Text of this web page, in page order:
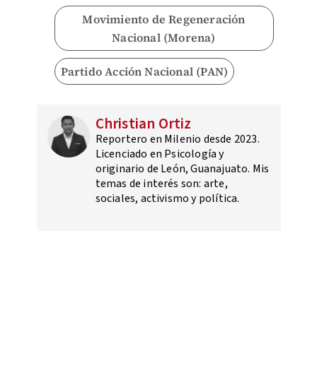
Movimiento de Regeneración
Nacional (Morena)
Partido Acción Nacional (PAN)
Christian Ortiz
Reportero en Milenio desde 2023.
Licenciado en Psicología y
originario de León, Guanajuato. Mis
temas de interés son: arte,
sociales, activismo y política.